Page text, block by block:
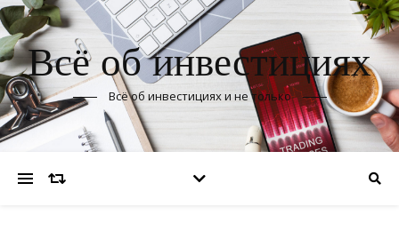
Всё об инвестициях
Всё об инвестициях и не только